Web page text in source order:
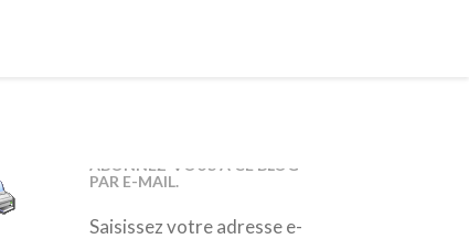
ABONNEZ-VOUS À CE BLOG
PAR E-MAIL.
Saisissez votre adresse e-